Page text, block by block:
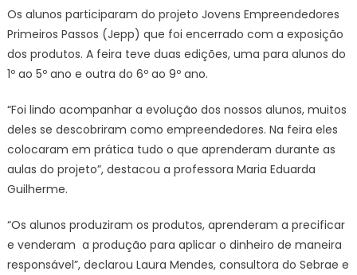
Os alunos participaram do projeto Jovens Empreendedores
Primeiros Passos (Jepp) que foi encerrado com a exposição
dos produtos. A feira teve duas edições, uma para alunos do
1º ao 5º ano e outra do 6º ao 9º ano.
“Foi lindo acompanhar a evolução dos nossos alunos, muitos
deles se descobriram como empreendedores. Na feira eles
colocaram em prática tudo o que aprenderam durante as
aulas do projeto”, destacou a professora Maria Eduarda
Guilherme.
“Os alunos produziram os produtos, aprenderam a precificar
e venderam a produção para aplicar o dinheiro de maneira
responsável”, declarou Laura Mendes, consultora do Sebrae e